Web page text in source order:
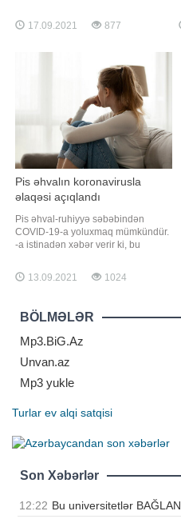
qızıl istifadə olunaraq düzəldilib.
Həmin qida 3 milyon dollar
məhsulu deyil. Dünyanın ən bahalı
17.09.2021 877
Pis əhvalın koronavirusla
əlaqəsi açıqlandı
Pis əhval-ruhiyyə səbəbindən
COVID-19-a yoluxmaq mümkündür.
-a istinadən xəbər verir ki, bu
Malinovskaya koronavirusun
gözlənilməz səbəbləri barədə
sözlərinə görə, insanın psixoloji
vəziyyətinin immun sistemə böyük
təsiri var. "Qorxu
13.09.2021 1024
BÖLMƏLƏR
Mp3.BiG.Az
Unvan.az
Mp3 yukle
Turlar ev alqi satqisi
Son Xəbərlər
12:22 Bu universitetlər